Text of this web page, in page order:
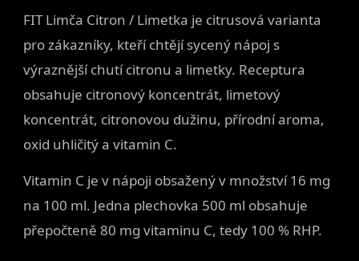
FIT Limča Citron / Limetka je citrusová varianta
pro zákazníky, kteří chtějí sycený nápoj s
výraznější chutí citronu a limetky. Receptura
obsahuje citronový koncentrát, limetový
koncentrát, citronovou dužinu, přírodní aroma,
oxid uhličitý a vitamin C.
Vitamin C je v nápoji obsažený v množství 16 mg
na 100 ml. Jedna plechovka 500 ml obsahuje
přepočteně 80 mg vitaminu C, tedy 100 % RHP.